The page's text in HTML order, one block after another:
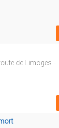
de Limoges -